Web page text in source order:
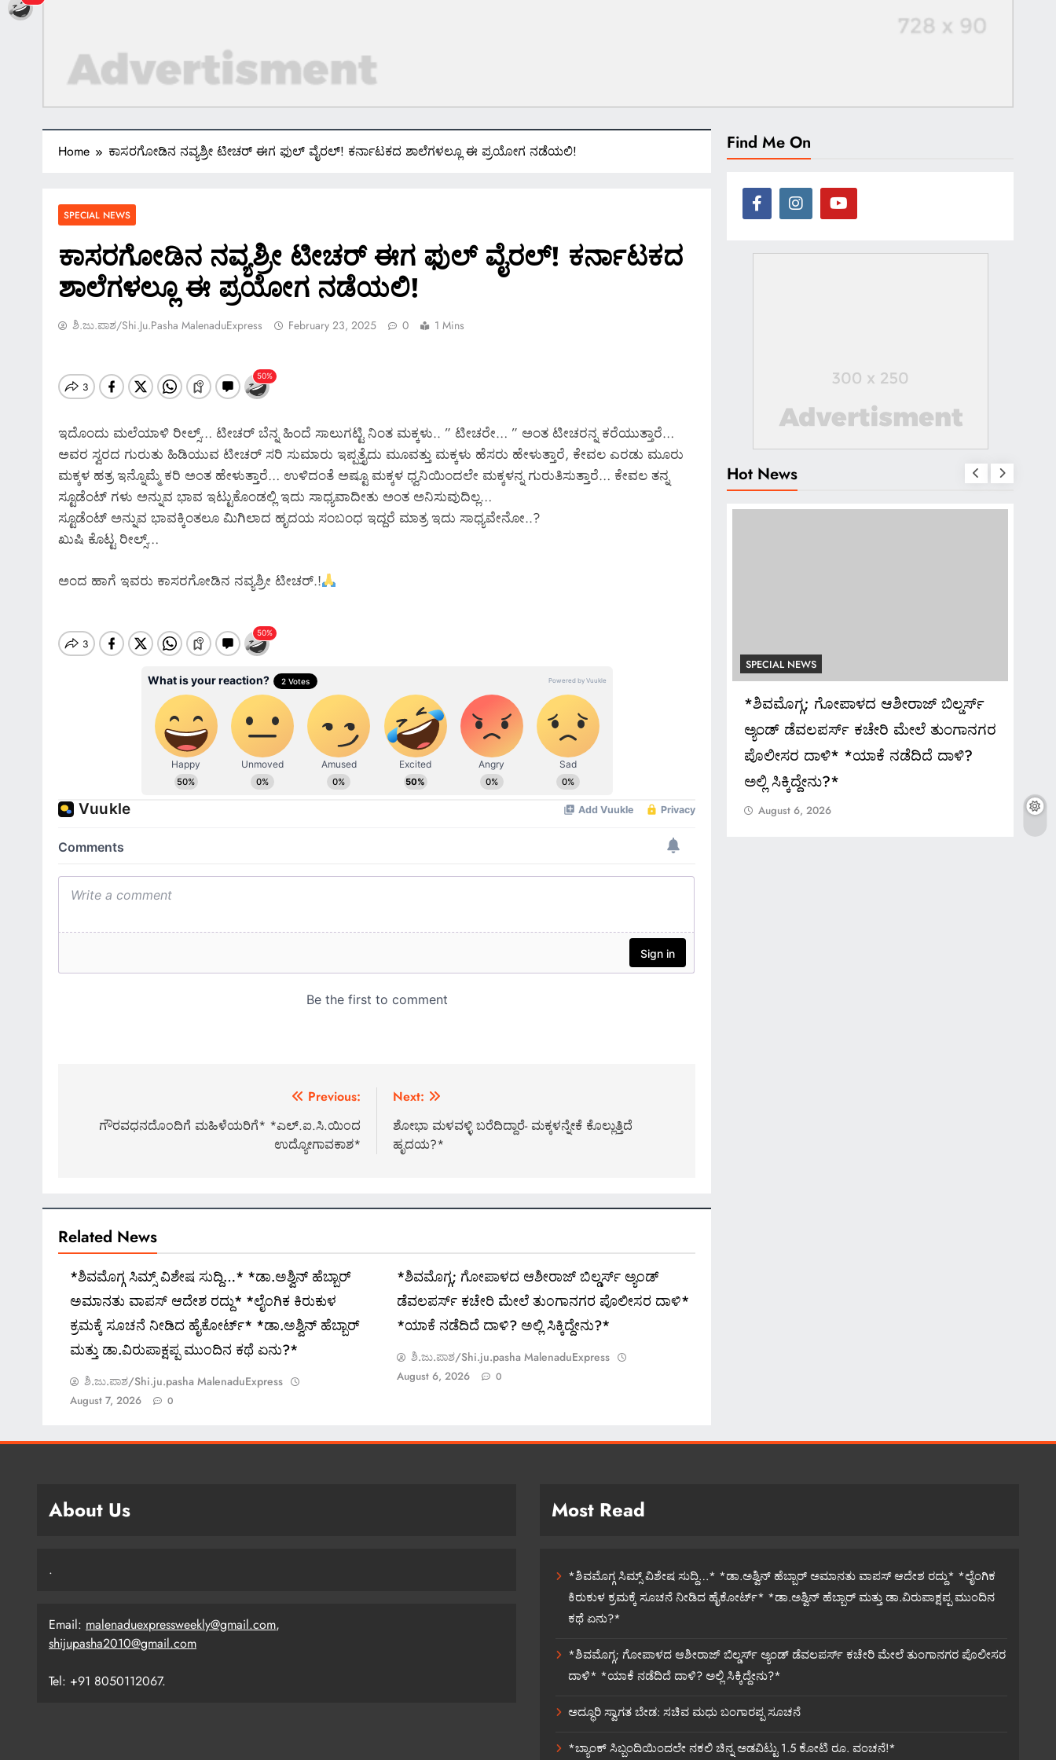
Home ಕಾಸರಗೋಡಿನ ನವ್ಯಶ್ರೀ ಟೀಚರ್ ಈಗ ಫುಲ್ ವೈರಲ್! ಕರ್ನಾಟಕದ ಶಾಲೆಗಳಲ್ಲೂ ಈ ಪ್ರಯೋಗ ನಡೆಯಲಿ!
SPECIAL NEWS
ಕಾಸರಗೋಡಿನ ನವ್ಯಶ್ರೀ ಟೀಚರ್ ಈಗ ಫುಲ್ ವೈರಲ್! ಕರ್ನಾಟಕದ
ಶಾಲೆಗಳಲ್ಲೂ ಈ ಪ್ರಯೋಗ ನಡೆಯಲಿ!
ಶಿ.ಜು.ಪಾಶ/Shi.ju.pasha MalenaduExpress February 23, 2025 0 1 Mins
ಇದೊಂದು ಮಲೆಯಾಳಿ ರೀಲ್ಸ್… ಟೀಚರ್ ಬೆನ್ನ ಹಿಂದೆ ಸಾಲುಗಟ್ಟಿ ನಿಂತ ಮಕ್ಕಳು.. ” ಟೀಚರೇ… ” ಅಂತ ಟೀಚರನ್ನ ಕರೆಯುತ್ತಾರೆ…
ಅವರ ಸ್ವರದ ಗುರುತು ಹಿಡಿಯುವ ಟೀಚರ್ ಸರಿ ಸುಮಾರು ಇಪ್ಪತ್ತೈದು ಮೂವತ್ತು ಮಕ್ಕಳು ಹೆಸರು ಹೇಳುತ್ತಾರೆ, ಕೇವಲ ಎರಡು ಮೂರು
ಮಕ್ಕಳ ಹತ್ರ ಇನ್ನೊಮ್ಮೆ ಕರಿ ಅಂತ ಹೇಳುತ್ತಾರೆ… ಉಳಿದಂತೆ ಅಷ್ಟೂ ಮಕ್ಕಳ ಧ್ವನಿಯಿಂದಲೇ ಮಕ್ಕಳನ್ನ ಗುರುತಿಸುತ್ತಾರೆ… ಕೇವಲ ತನ್ನ
ಸ್ಟೂಡೆಂಟ್ ಗಳು ಅನ್ನುವ ಭಾವ ಇಟ್ಟುಕೊಂಡಲ್ಲಿ ಇದು ಸಾಧ್ಯವಾದೀತು ಅಂತ ಅನಿಸುವುದಿಲ್ಲ…
ಸ್ಟೂಡೆಂಟ್ ಅನ್ನುವ ಭಾವಕ್ಕಿಂತಲೂ ಮಿಗಿಲಾದ ಹೃದಯ ಸಂಬಂಧ ಇದ್ದರೆ ಮಾತ್ರ ಇದು ಸಾಧ್ಯವೇನೋ..?
ಖುಷಿ ಕೊಟ್ಟ ರೀಲ್ಸ್…
ಅಂದ ಹಾಗೆ ಇವರು ಕಾಸರಗೋಡಿನ ನವ್ಯಶ್ರೀ ಟೀಚರ್.!
navigation
Previous:
ಗೌರವಧನದೊಂದಿಗೆ ಮಹಿಳೆಯರಿಗೆ* *ಎಲ್.ಐ.ಸಿ.ಯಿಂದ
ಉದ್ಯೋಗಾವಕಾಶ*
Next:
ಶೋಭಾ ಮಳವಳ್ಳಿ ಬರೆದಿದ್ದಾರೆ- ಮಕ್ಕಳನ್ನೇಕೆ ಕೊಲ್ಲುತ್ತಿದೆ
ಹೃದಯ?*
Related News
*ಶಿವಮೊಗ್ಗ ಸಿಮ್ಸ್ ವಿಶೇಷ ಸುದ್ದಿ…* *ಡಾ.ಅಶ್ವಿನ್ ಹೆಬ್ಬಾರ್
ಅಮಾನತು ವಾಪಸ್ ಆದೇಶ ರದ್ದು* *ಲೈಂಗಿಕ ಕಿರುಕುಳ
ಕ್ರಮಕ್ಕೆ ಸೂಚನೆ ನೀಡಿದ ಹೈಕೋರ್ಟ್* *ಡಾ.ಅಶ್ವಿನ್ ಹೆಬ್ಬಾರ್
ಮತ್ತು ಡಾ.ವಿರುಪಾಕ್ಷಪ್ಪ ಮುಂದಿನ ಕಥೆ ಏನು?*
ಶಿ.ಜು.ಪಾಶ/Shi.ju.pasha MalenaduExpress
August 7, 2026 0
*ಶಿವಮೊಗ್ಗ; ಗೋಪಾಳದ ಆಶೀರಾಜ್ ಬಿಲ್ಡರ್ಸ್ ಅ್ಯಂಡ್
ಡೆವಲಪರ್ಸ್ ಕಚೇರಿ ಮೇಲೆ ತುಂಗಾನಗರ ಪೊಲೀಸರ ದಾಳಿ*
*ಯಾಕೆ ನಡೆದಿದೆ ದಾಳಿ? ಅಲ್ಲಿ ಸಿಕ್ಕಿದ್ದೇನು?*
ಶಿ.ಜು.ಪಾಶ/Shi.ju.pasha MalenaduExpress
August 6, 2026 0
Find Me On
Hot News
*ಶಿವಮೊಗ್ಗ ಸಿಮ್ಸ್ ವಿಶೇಷ ಸುದ್ದಿ…*
*ಡಾ.ಅಶ್ವಿನ್ ಹೆಬ್ಬಾರ್ ಅಮಾನತು ವಾಪಸ್
ಆದೇಶ ರದ್ದು* *ಲೈಂಗಿಕ ಕಿರುಕುಳ ಕ್ರಮಕ್ಕೆ
ಸೂಚನೆ ನೀಡಿದ ಹೈಕೋರ್ಟ್* *ಡಾ.ಅಶ್ವಿನ್
ಹೆಬ್ಬಾರ್ ಮತ್ತು ಡಾ.ವಿರುಪಾಕ್ಷಪ್ಪ ಮುಂದಿನ ಕಥೆ
SPECIAL NEWS
*ಶಿವಮೊಗ್ಗ; ಗೋಪಾಳದ ಆಶೀರಾಜ್ ಬಿಲ್ಡರ್ಸ್
ಅ್ಯಂಡ್ ಡೆವಲಪರ್ಸ್ ಕಚೇರಿ ಮೇಲೆ ತುಂಗಾನಗರ
ಪೊಲೀಸರ ದಾಳಿ* *ಯಾಕೆ ನಡೆದಿದೆ ದಾಳಿ?
ಅಲ್ಲಿ ಸಿಕ್ಕಿದ್ದೇನು?*
August 6, 2026
About Us
.
Email: malenaduexpressweekly@gmail.com,
shijupasha2010@gmail.com
Tel: +91 8050112067.
Most Read
*ಶಿವಮೊಗ್ಗ ಸಿಮ್ಸ್ ವಿಶೇಷ ಸುದ್ದಿ…* *ಡಾ.ಅಶ್ವಿನ್ ಹೆಬ್ಬಾರ್ ಅಮಾನತು ವಾಪಸ್ ಆದೇಶ ರದ್ದು* *ಲೈಂಗಿಕ
ಕಿರುಕುಳ ಕ್ರಮಕ್ಕೆ ಸೂಚನೆ ನೀಡಿದ ಹೈಕೋರ್ಟ್* *ಡಾ.ಅಶ್ವಿನ್ ಹೆಬ್ಬಾರ್ ಮತ್ತು ಡಾ.ವಿರುಪಾಕ್ಷಪ್ಪ ಮುಂದಿನ
ಕಥೆ ಏನು?*
*ಶಿವಮೊಗ್ಗ; ಗೋಪಾಳದ ಆಶೀರಾಜ್ ಬಿಲ್ಡರ್ಸ್ ಅ್ಯಂಡ್ ಡೆವಲಪರ್ಸ್ ಕಚೇರಿ ಮೇಲೆ ತುಂಗಾನಗರ ಪೊಲೀಸರ
ದಾಳಿ* *ಯಾಕೆ ನಡೆದಿದೆ ದಾಳಿ? ಅಲ್ಲಿ ಸಿಕ್ಕಿದ್ದೇನು?*
ಅದ್ಧೂರಿ ಸ್ವಾಗತ ಬೇಡ: ಸಚಿವ ಮಧು ಬಂಗಾರಪ್ಪ ಸೂಚನೆ
*ಬ್ಯಾಂಕ್ ಸಿಬ್ಬಂದಿಯಿಂದಲೇ ನಕಲಿ ಚಿನ್ನ ಅಡವಿಟ್ಟು 1.5 ಕೋಟಿ ರೂ. ವಂಚನೆ!*